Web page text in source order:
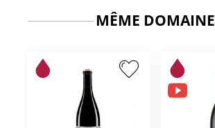
MÊME DOMAINE